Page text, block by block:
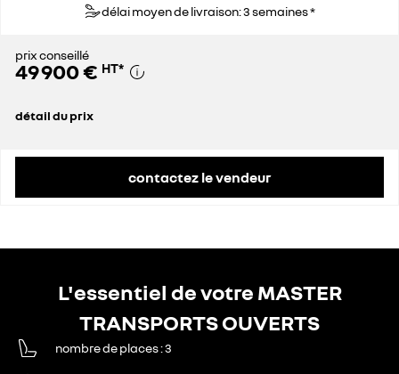
délai moyen de livraison: 3 semaines *
prix conseillé
49 900 € HT*
détail du prix
contactez le vendeur
L'essentiel de votre MASTER
TRANSPORTS OUVERTS
nombre de places 3